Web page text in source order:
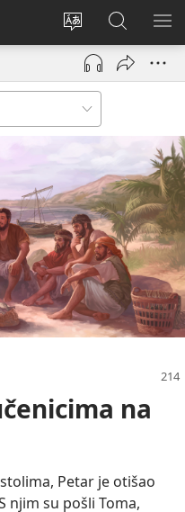
Promijeni
jezik
Prijava
(otvara
prozor)
JW.ORG
|
Pretraga
na
Petar je otišao
njim su pošli Toma,